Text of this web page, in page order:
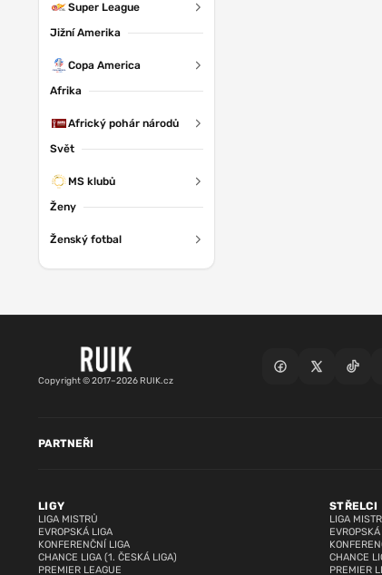
Super League
Jižní Amerika
Copa America
Afrika
Africký pohár národů
Svět
MS klubů
Ženy
Ženský fotbal
Copyright © 2017–2026 RUIK.cz
LIGY
LIGA MISTRŮ
EVROPSKÁ LIGA
KONFERENČNÍ LIGA
CHANCE LIGA (1. ČESKÁ LIGA)
PREMIER LEAGUE
STŘELCI
LIGA
CHANCE
PREMIER
PARTNEŘI